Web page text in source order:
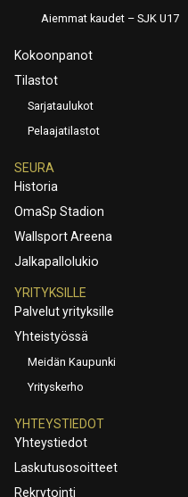
Aiemmat kaudet – SJK U17
Kokoonpanot
Tilastot
Sarjataulukot
Pelaajatilastot
SEURA
Historia
OmaSp Stadion
Wallsport Areena
Jalkapallolukio
YRITYKSILLE
Palvelut yrityksille
Yhteistyössä
Meidän Kaupunki
Yrityskerho
YHTEYSTIEDOT
Yhteystiedot
Laskutusosoitteet
Rekrytointi